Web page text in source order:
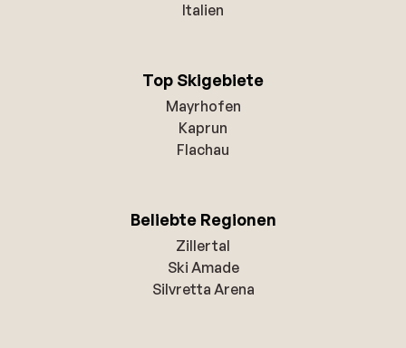
Italien
Top Skigebiete
Mayrhofen
Kaprun
Flachau
Beliebte Regionen
Zillertal
Ski Amade
Silvretta Arena